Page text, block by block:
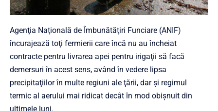
Agenţia Naţională de Îmbunătăţiri Funciare (ANIF)
încurajează toţi fermierii care încă nu au încheiat
contracte pentru livrarea apei pentru irigaţii să facă
demersuri în acest sens, având în vedere lipsa
precipitaţiilor în multe regiuni ale ţării, dar şi regimul
termic al aerului mai ridicat decât în mod obişnuit din
ultimele luni.